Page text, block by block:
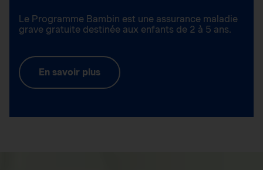
Le Programme Bambin est une assurance maladie
grave gratuite destinée aux enfants de 2 à 5 ans.
En savoir plus